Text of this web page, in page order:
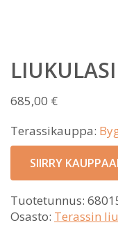
685,00 €
Terassikauppa:
SIIRRY
Tuotetunnus:
Osasto: Terassin